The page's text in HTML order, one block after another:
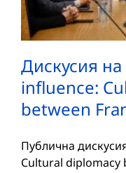
Дискусия
influence:
between
Публична
Cultural diplomacy